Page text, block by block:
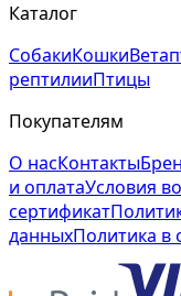
Каталог
СобакиКошки
рептилииПтицы
Покупателям
О насКонтакты
и оплатаУсловия
сертификат
данныхПолитика в